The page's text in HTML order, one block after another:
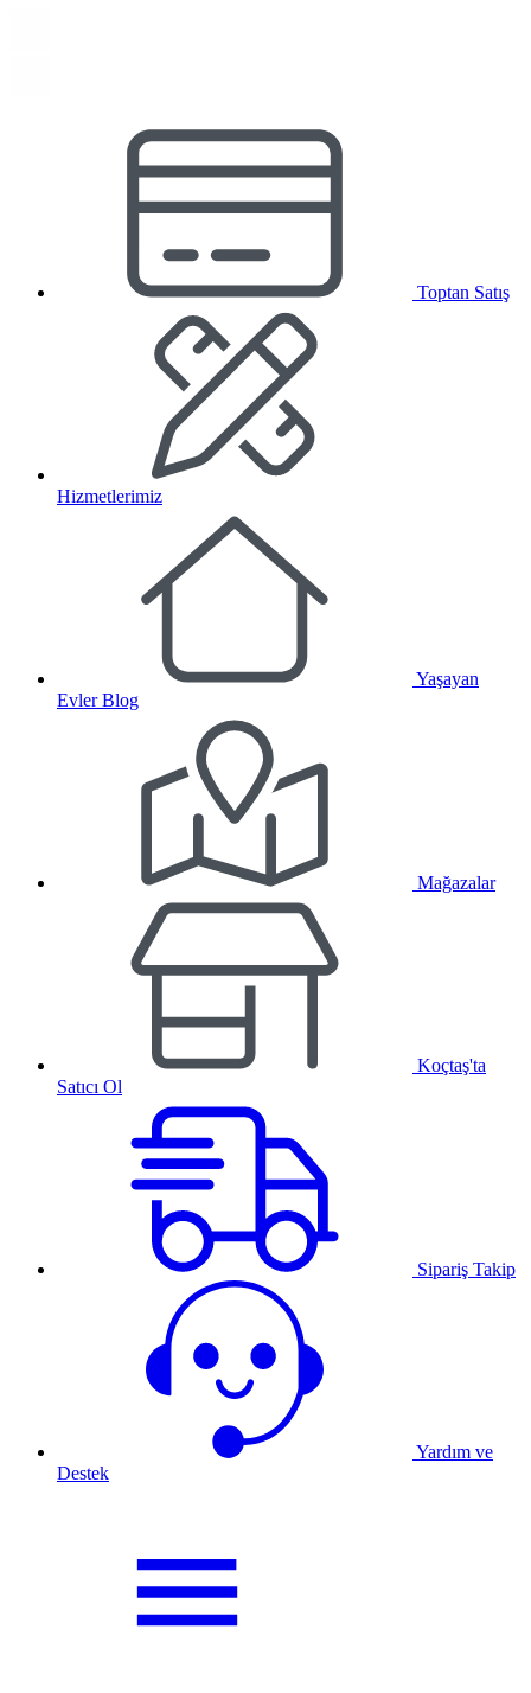
Toptan Satış
Hizmetlerimiz
Yaşayan
Evler Blog
Mağazalar
Koçtaş'ta
Satıcı Ol
Sipariş Takip
Yardım ve
Destek